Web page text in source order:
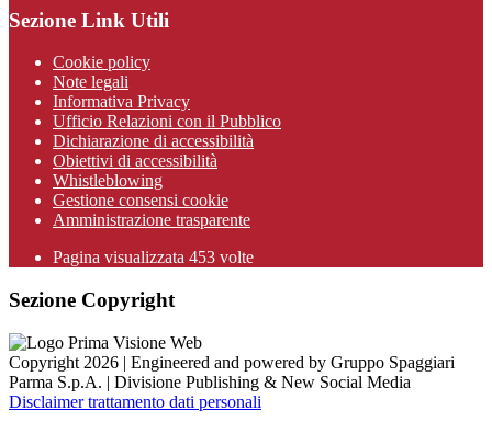
Sezione Link Utili
Cookie policy
Note legali
Informativa Privacy
Ufficio Relazioni con il Pubblico
Dichiarazione di accessibilità
Obiettivi di accessibilità
Whistleblowing
Gestione consensi cookie
Amministrazione trasparente
Pagina visualizzata 453 volte
Sezione Copyright
Copyright 2026 | Engineered and powered by Gruppo Spaggiari
Parma S.p.A. | Divisione Publishing & New Social Media
Disclaimer trattamento dati personali